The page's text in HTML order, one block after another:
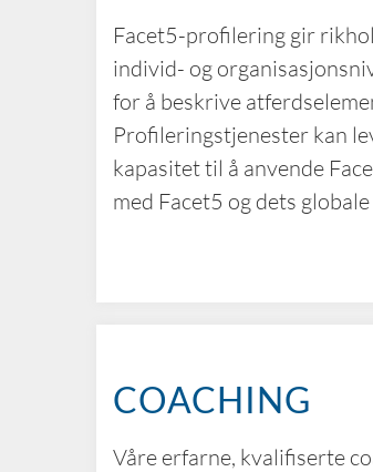
Facet5-profilering gir
individ- og
for å beskrive
Profileringstjenester kan
kapasitet til å anvende
med Facet5 og dets
COACHING
Våre erfarne, kvalifiserte